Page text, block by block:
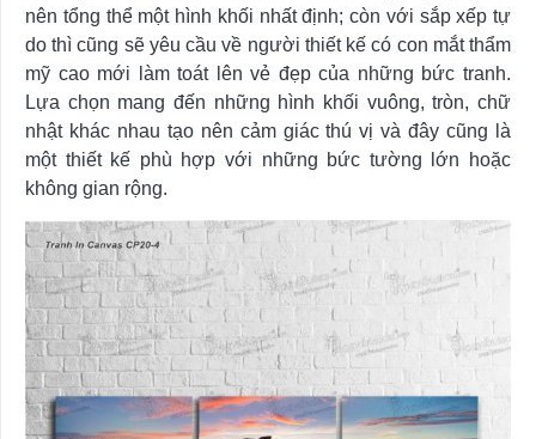
nên tổng thể một hình khối nhất định; còn với sắp xếp tự
do thì cũng sẽ yêu cầu về người thiết kế có con mắt thẩm
mỹ cao mới làm toát lên vẻ đẹp của những bức tranh.
Lựa chọn mang đến những hình khối vuông, tròn, chữ
nhật khác nhau tạo nên cảm giác thú vị và đây cũng là
một thiết kế phù hợp với những bức tường lớn hoặc
không gian rộng.